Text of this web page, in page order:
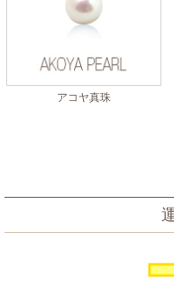
アコヤ真珠